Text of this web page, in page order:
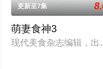
更新至7集
萌妻食神3
现代美食杂志编辑，出